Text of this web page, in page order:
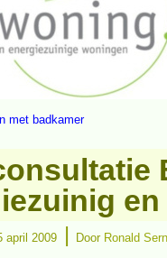
met badkamer
april 2009 | Door Ronald